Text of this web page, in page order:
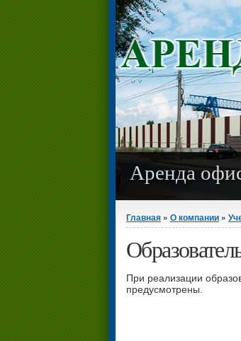
Аренда
Вы здесь
Главная » О компании »
При реализации
предусмотрены.